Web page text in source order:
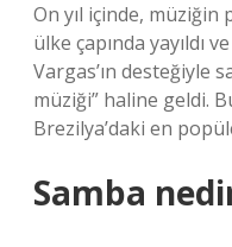
On yıl içinde, müziğin
ülke çapında yayıldı
Vargas’ın desteğiyle
müziği” haline geldi.
Brezilya’daki en
Samba